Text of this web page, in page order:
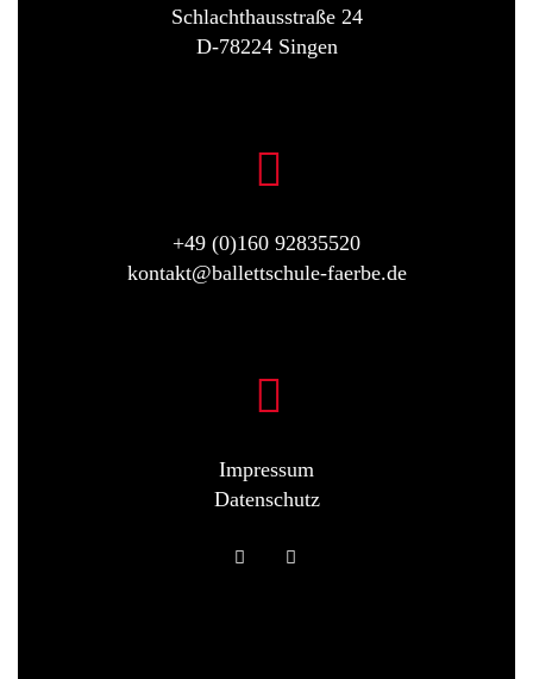
Schlachthausstraße 24
D-78224 Singen
+49 (0)160 92835520
kontakt@ballettschule-faerbe.de
Impressum
Datenschutz